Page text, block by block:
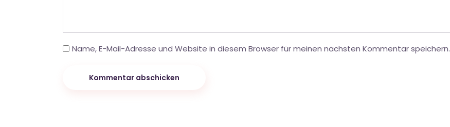
Name, E-Mail-Adresse und Website in diesem Browser für meinen nächsten Kommentar speichern.
Kommentar abschicken